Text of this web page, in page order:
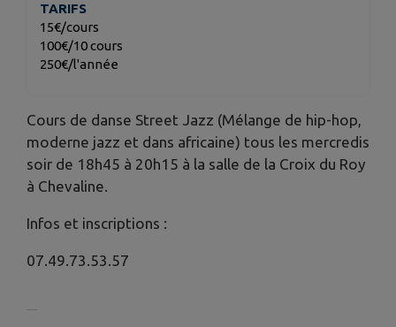
TARIFS
15€/cours
100€/10 cours
250€/l'année
Cours de danse Street Jazz (Mélange de hip-hop,
moderne jazz et dans africaine) tous les mercredis
soir de 18h45 à 20h15 à la salle de la Croix du Roy
à Chevaline.
Infos et inscriptions :
07.49.73.53.57